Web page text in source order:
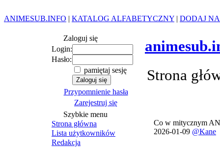
ANIMESUB.INFO | KATALOG ALFABETYCZNY | DODAJ
Zaloguj się
Login:
Hasło:
pamiętaj sesję
Przypomnienie hasła
Zarejestruj się
Szybkie menu
Strona główna
Lista użytkowników
Redakcja
Strona
Co w mitycznym
2026-01-09 @Kane